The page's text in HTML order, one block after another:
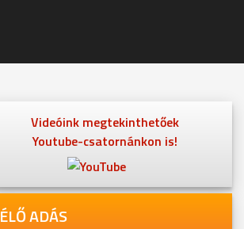
Videóink megtekinthetőek
Youtube-csatornánkon is!
ÉLŐ ADÁS